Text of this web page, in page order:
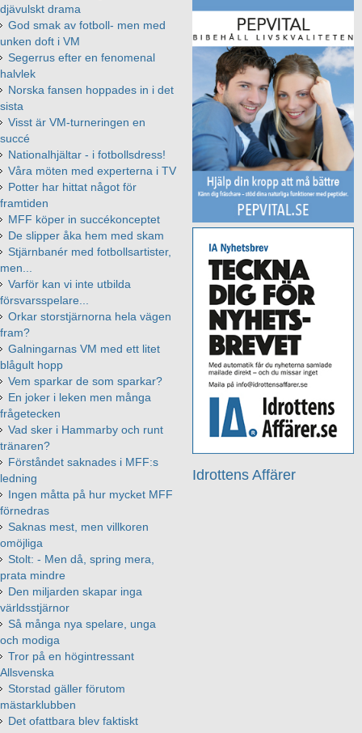
Idrottens Affärer
djävulskt drama
God smak av fotboll- men med
unken doft i VM
Segerrus efter en fenomenal
halvlek
Norska fansen hoppades in i det
sista
Visst är VM-turneringen en
succé
Nationalhjältar - i fotbollsdress!
Våra möten med experterna i TV
Potter har hittat något för
framtiden
MFF köper in succékonceptet
De slipper åka hem med skam
Stjärnbanér med fotbollsartister,
men...
Varför kan vi inte utbilda
försvarsspelare...
Orkar storstjärnorna hela vägen
fram?
Galningarnas VM med ett litet
blågult hopp
Vem sparkar de som sparkar?
En joker i leken men många
frågetecken
Vad sker i Hammarby och runt
tränaren?
Förståndet saknades i MFF:s
ledning
Ingen måtta på hur mycket MFF
förnedras
Saknas mest, men villkoren
omöjliga
Stolt: - Men då, spring mera,
prata mindre
Den miljarden skapar inga
världsstjärnor
Så många nya spelare, unga
och modiga
Tror på en högintressant
Allsvenska
Storstad gäller förutom
mästarklubben
Det ofattbara blev faktiskt